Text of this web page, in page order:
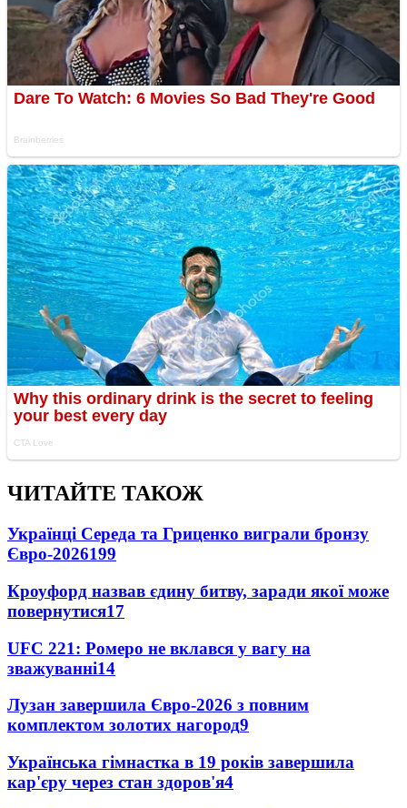
ЧИТАЙТЕ ТАКОЖ
Українці Середа та Гриценко виграли бронзу
Євро-2026199
Кроуфорд назвав єдину битву, заради якої може
повернутися17
UFC 221: Ромеро не вклався у вагу на
зважуванні14
Лузан завершила Євро-2026 з повним
комплектом золотих нагород9
Українська гімнастка в 19 років завершила
кар'єру через стан здоров'я4